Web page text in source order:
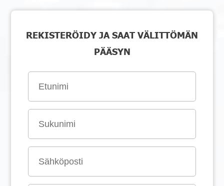
REKISTERÖIDY JA SAAT VÄLITTÖMÄN
PÄÄSYN